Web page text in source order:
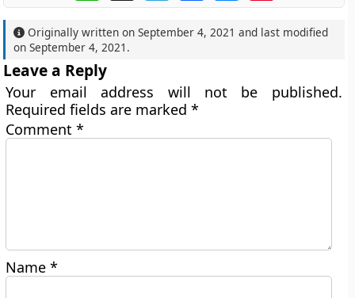
Originally written onSeptember 4, 2021 and last modified
onSeptember 4, 2021 .
Leave a Reply
Your email address will not be published.
Required fields are marked*
Comment*
Name*